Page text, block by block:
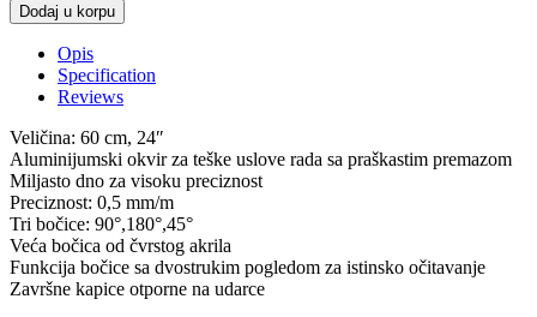
Dodaj u korpu
Opis
Specification
Reviews
Veličina: 60 ​​cm, 24″
Aluminijumski okvir za teške uslove rada sa praškastim premazom
Miljasto dno za visoku preciznost
Preciznost: 0,5 mm/m
Tri bočice: 90°,180°,45°
Veća bočica od čvrstog akrila
Funkcija bočice sa dvostrukim pogledom za istinsko očitavanje
Završne kapice otporne na udarce